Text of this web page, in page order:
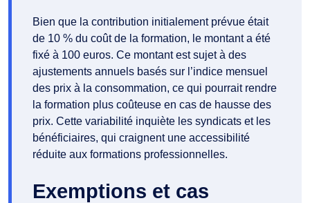
Bien que la contribution initialement prévue était
de 10 % du coût de la formation, le montant a été
fixé à 100 euros. Ce montant est sujet à des
ajustements annuels basés sur l’indice mensuel
des prix à la consommation, ce qui pourrait rendre
la formation plus coûteuse en cas de hausse des
prix. Cette variabilité inquiète les syndicats et les
bénéficiaires, qui craignent une accessibilité
réduite aux formations professionnelles.
Exemptions et cas